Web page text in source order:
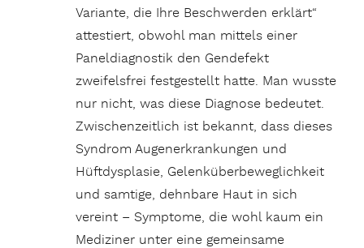
Variante, die Ihre Beschwerden erklärt“
attestiert, obwohl man mittels einer
Paneldiagnostik den Gendefekt
zweifelsfrei festgestellt hatte. Man wusste
nur nicht, was diese Diagnose bedeutet.
Zwischenzeitlich ist bekannt, dass dieses
Syndrom Augenerkrankungen und
Hüftdysplasie, Gelenküberbeweglichkeit
und samtige, dehnbare Haut in sich
vereint – Symptome, die wohl kaum ein
Mediziner unter eine gemeinsame